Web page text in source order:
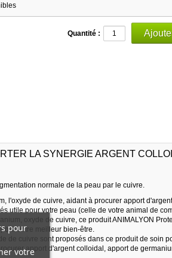
Quantité :
LA SYNERGIE ARGENT
normale de la peau par le cuivre.
l'oxyde de cuivre, aidant à procurer apport
utile pour votre peau (celle de votre animal de
oxyde de cuivre, ce produit ANIMALYON
votre meilleur bien-être.
de cuivre sont proposés dans ce produit de soin
apport d'argent colloidal, apport de
pour
votre